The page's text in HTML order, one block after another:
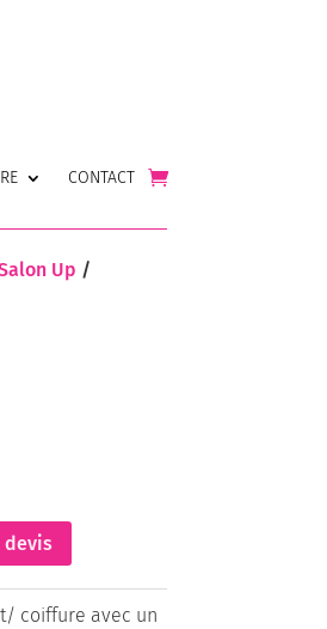
CONTACT
Up /
devis
coiffure avec un